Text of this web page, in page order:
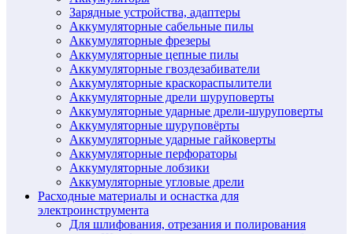
Зарядные устройства, адаптеры
Аккумуляторные сабельные пилы
Аккумуляторные фрезеры
Аккумуляторные цепные пилы
Аккумуляторные гвоздезабиватели
Аккумуляторные краскораспылители
Аккумуляторные дрели шуруповерты
Аккумуляторные ударные дрели-шуруповерты
Аккумуляторные шуруповёрты
Аккумуляторные ударные гайковерты
Аккумуляторные перфораторы
Аккумуляторные лобзики
Аккумуляторные угловые дрели
Расходные материалы и оснастка для
электроинструмента
Для шлифования, отрезания и полирования